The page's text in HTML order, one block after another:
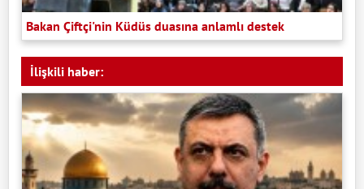
Bakan Çiftçi'nin Küdüs duasına anlamlı destek
İlişkili haber: